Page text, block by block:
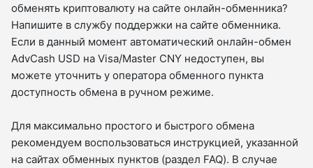
обменять криптовалюту на сайте онлайн-обменника?
Напишите в службу поддержки на сайте обменника.
Если в данный момент автоматический онлайн-обмен
AdvCash USD на Visa/Master CNY недоступен, вы
можете уточнить у оператора обменного пункта
доступность обмена в ручном режиме.
Для максимально простого и быстрого обмена
рекомендуем воспользоваться инструкцией, указанной
на сайтах обменных пунктов (раздел FAQ). В случае